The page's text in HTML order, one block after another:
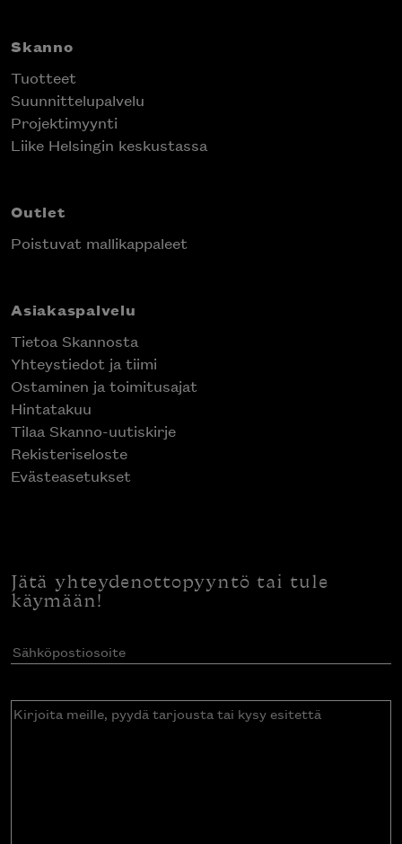
Skanno
Tuotteet
Suunnittelupalvelu
Projektimyynti
Liike Helsingin keskustassa
Outlet
Poistuvat mallikappaleet
Asiakaspalvelu
Tietoa Skannosta
Yhteystiedot ja tiimi
Ostaminen ja toimitusajat
Hintatakuu
Tilaa Skanno-uutiskirje
Rekisteriseloste
Evästeasetukset
Jätä yhteydenottopyyntö tai tule
käymään!
Sähköpostiosoite(Pakollinen)
Kirjoita